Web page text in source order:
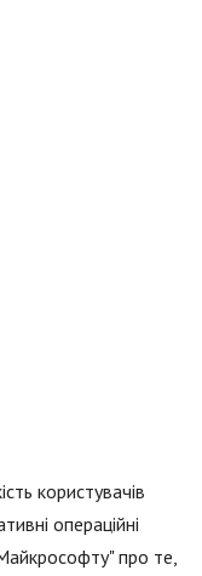
користувачів
операційні
про те,